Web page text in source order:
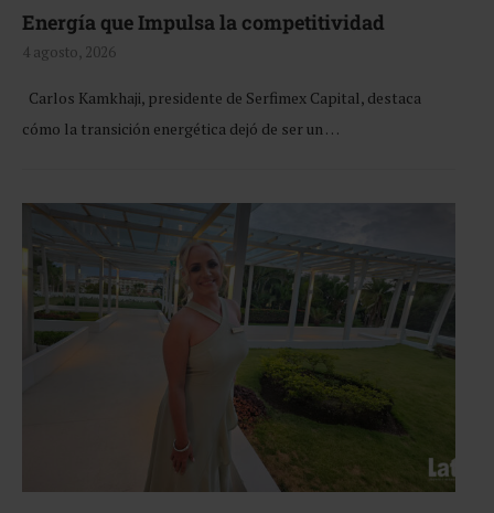
Energía que Impulsa la competitividad
4 agosto, 2026
Carlos Kamkhaji, presidente de Serfimex Capital, destaca
cómo la transición energética dejó de ser un …